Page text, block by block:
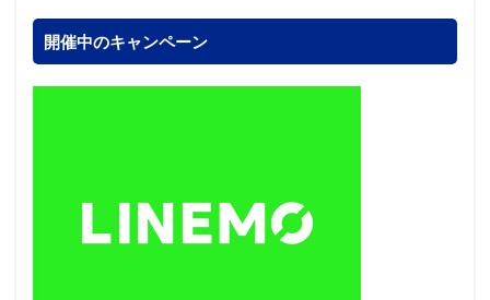
開催中のキャンペーン